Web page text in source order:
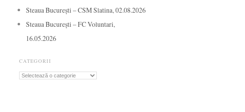
Steaua București – CSM Slatina, 02.08.2026
Steaua București – FC Voluntari,
16.05.2026
CATEGORII
Categorii